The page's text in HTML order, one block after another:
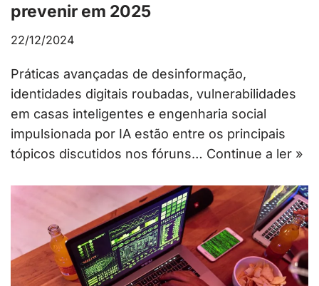
prevenir em 2025
22/12/2024
Práticas avançadas de desinformação,
identidades digitais roubadas, vulnerabilidades
em casas inteligentes e engenharia social
impulsionada por IA estão entre os principais
tópicos discutidos nos fóruns… Continue a ler »